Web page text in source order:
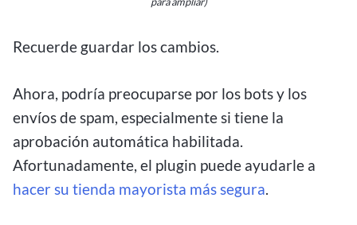
Recuerde guardar los cambios.
Ahora, podría preocuparse por los bots y los
envíos de spam, especialmente si tiene la
aprobación automática habilitada.
Afortunadamente, el plugin puede ayudarle a
hacer su tienda mayorista más segura.